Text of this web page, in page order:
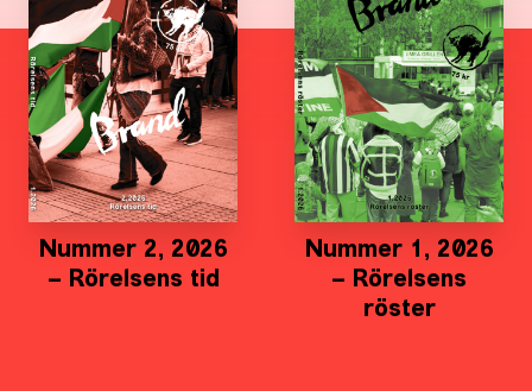
Nummer 2, 2026
– Rörelsens tid
Nummer 1, 2026
– Rörelsens
röster